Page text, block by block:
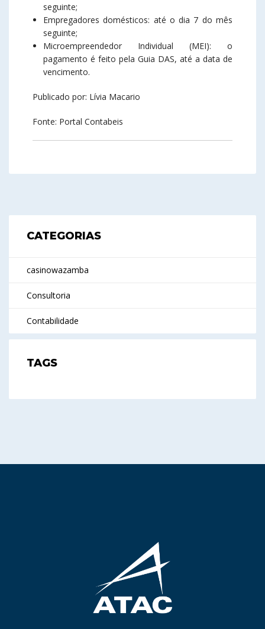
seguinte;
Empregadores domésticos: até o dia 7 do mês
seguinte;
Microempreendedor Individual (MEI): o
pagamento é feito pela Guia DAS, até a data de
vencimento.
Publicado por: Lívia Macario
Fonte: Portal Contabeis
CATEGORIAS
casinowazamba
Consultoria
Contabilidade
TAGS